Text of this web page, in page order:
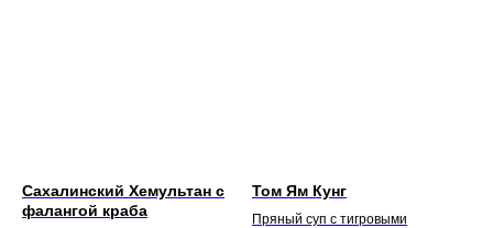
Сахалинский Хемультан с
фалангой краба
Том Ям Кунг
Пряный суп с тигровыми